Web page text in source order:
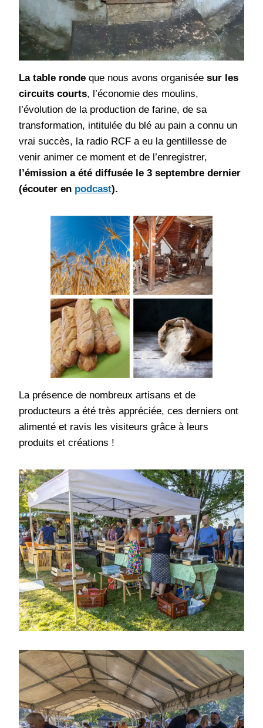
La table ronde que nous avons organisée sur les
circuits courts, l’économie des moulins,
l’évolution de la production de farine, de sa
transformation, intitulée du blé au pain a connu un
vrai succès, la radio RCF a eu la gentillesse de
venir animer ce moment et de l’enregistrer,
l’émission a été diffusée le 3 septembre dernier
(écouter en podcast).
La présence de nombreux artisans et de
producteurs a été très appréciée, ces derniers ont
alimenté et ravis les visiteurs grâce à leurs
produits et créations !